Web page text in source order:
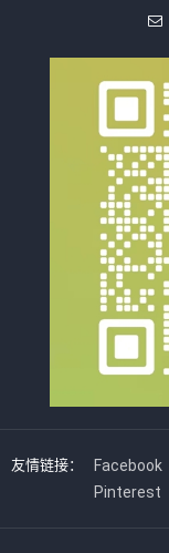
友情链接： Facebook
Pinterest